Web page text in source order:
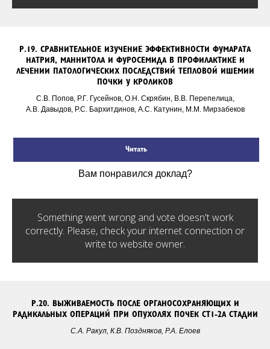
Р.19. СРАВНИТЕЛЬНОЕ ИЗУЧЕНИЕ ЭФФЕКТИВНОСТИ ФУМАРАТА
НАТРИЯ, МАННИТОЛА И ФУРОСЕМИДА В ПРОФИЛАКТИКЕ И
ЛЕЧЕНИИ ПАТОЛОГИЧЕСКИХ ПОСЛЕДСТВИЙ ТЕПЛОВОЙ ИШЕМИИ
ПОЧКИ У КРОЛИКОВ
С.В. Попов, Р.Г. Гусейнов, О.Н. Скрябин, В.В. Перепелица,
А.В. Давыдов, Р.С. Бархитдинов, А.С. Катунин, М.М. Мирзабеков
Читать
Вам понравился доклад?
Something went wrong and vote doesn't work
correctly. Please, check your internet connection or
write to website owner.
Р.20.
ВЫЖИВАЕМОСТЬ ПОСЛЕ ОРГАНОСОХРАНЯЮЩИХ И
РАДИКАЛЬНЫХ ОПЕРАЦИЙ
ПРИ ОПУХОЛЯХ ПОЧЕК СТ1-2A СТАДИИ
С.А. Ракул, К.В. Поздняков, Р.А. Елоев